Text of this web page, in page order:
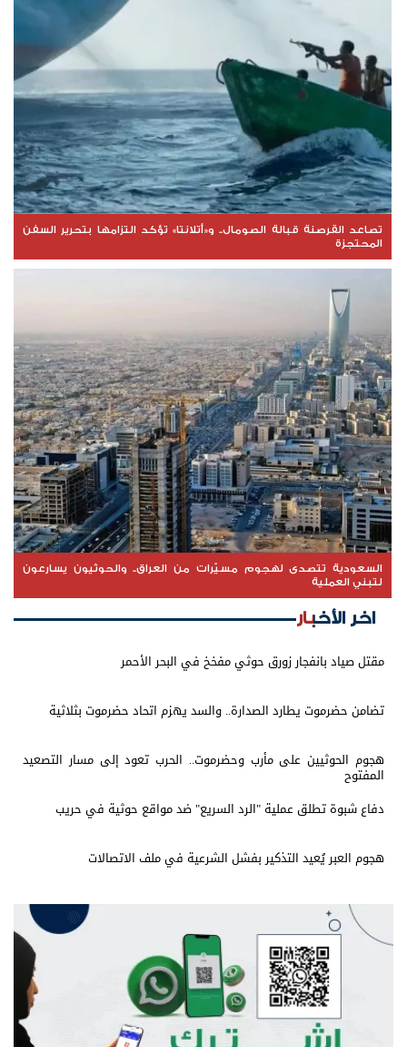
تصاعد القرصنة قبالة الصومال.. و«أتلانتا» تؤكد التزامها بتحرير السفن
المحتجزة
السعودية تتصدى لهجوم مسيّرات من العراق.. والحوثيون يسارعون
لتبني العملية
اخر الأخبار
مقتل صياد بانفجار زورق حوثي مفخخ في البحر الأحمر
تضامن حضرموت يطارد الصدارة.. والسد يهزم اتحاد حضرموت بثلاثية
هجوم الحوثيين على مأرب وحضرموت.. الحرب تعود إلى مسار التصعيد
المفتوح
دفاع شبوة تطلق عملية "الرد السريع" ضد مواقع حوثية في حريب
هجوم العبر يُعيد التذكير بفشل الشرعية في ملف الاتصالات